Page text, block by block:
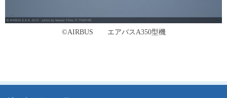
©AIRBUS エアバスA350型機